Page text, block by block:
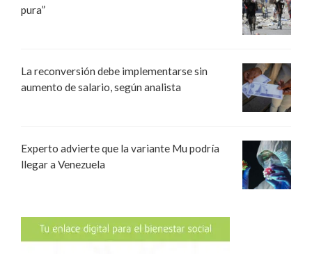
pura”
La reconversión debe implementarse sin
aumento de salario, según analista
Experto advierte que la variante Mu podría
llegar a Venezuela